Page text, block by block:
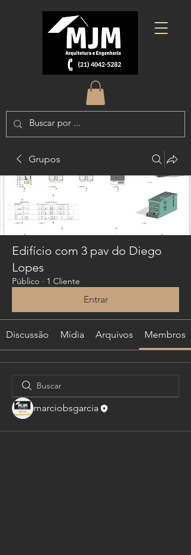
Grupos
Edifício com 3 pav do Diego
Lopes
Público · 1 Cliente
Entrar
Discussão Mídia Arquivos Membros
marciobsgarcia